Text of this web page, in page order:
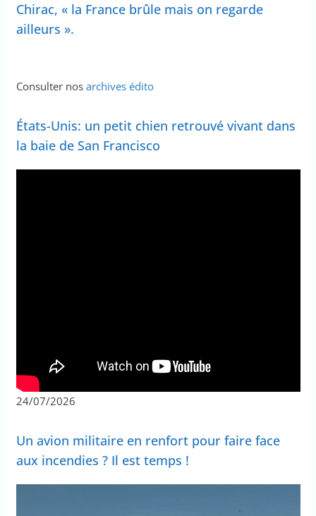
Chirac, « la France brûle mais on regarde
ailleurs ».
Consulter nos archives édito
États-Unis: un petit chien retrouvé vivant dans
la baie de San Francisco
24/07/2026
Un avion militaire en renfort pour faire face
aux incendies ? Il est temps !